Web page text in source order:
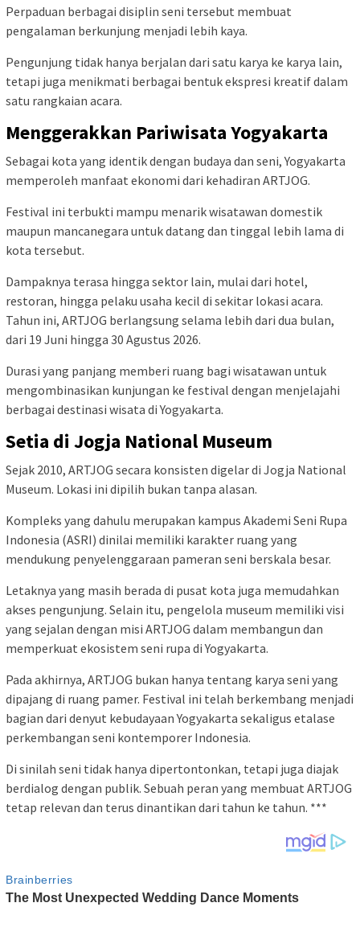
Perpaduan berbagai disiplin seni tersebut membuat
pengalaman berkunjung menjadi lebih kaya.
Pengunjung tidak hanya berjalan dari satu karya ke karya lain,
tetapi juga menikmati berbagai bentuk ekspresi kreatif dalam
satu rangkaian acara.
Menggerakkan Pariwisata Yogyakarta
Sebagai kota yang identik dengan budaya dan seni, Yogyakarta
memperoleh manfaat ekonomi dari kehadiran ARTJOG.
Festival ini terbukti mampu menarik wisatawan domestik
maupun mancanegara untuk datang dan tinggal lebih lama di
kota tersebut.
Dampaknya terasa hingga sektor lain, mulai dari hotel,
restoran, hingga pelaku usaha kecil di sekitar lokasi acara.
Tahun ini, ARTJOG berlangsung selama lebih dari dua bulan,
dari 19 Juni hingga 30 Agustus 2026.
Durasi yang panjang memberi ruang bagi wisatawan untuk
mengombinasikan kunjungan ke festival dengan menjelajahi
berbagai destinasi wisata di Yogyakarta.
Setia di Jogja National Museum
Sejak 2010, ARTJOG secara konsisten digelar di Jogja National
Museum. Lokasi ini dipilih bukan tanpa alasan.
Kompleks yang dahulu merupakan kampus Akademi Seni Rupa
Indonesia (ASRI) dinilai memiliki karakter ruang yang
mendukung penyelenggaraan pameran seni berskala besar.
Letaknya yang masih berada di pusat kota juga memudahkan
akses pengunjung. Selain itu, pengelola museum memiliki visi
yang sejalan dengan misi ARTJOG dalam membangun dan
memperkuat ekosistem seni rupa di Yogyakarta.
Pada akhirnya, ARTJOG bukan hanya tentang karya seni yang
dipajang di ruang pamer. Festival ini telah berkembang menjadi
bagian dari denyut kebudayaan Yogyakarta sekaligus etalase
perkembangan seni kontemporer Indonesia.
Di sinilah seni tidak hanya dipertontonkan, tetapi juga diajak
berdialog dengan publik. Sebuah peran yang membuat ARTJOG
tetap relevan dan terus dinantikan dari tahun ke tahun. ***